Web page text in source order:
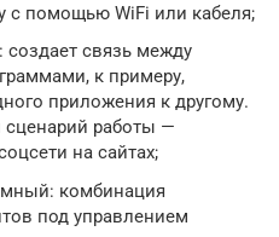
с помощью WiFi или кабеля;
связь между
к примеру,
приложения к другому.
работы —
на сайтах;
комбинация
под управлением